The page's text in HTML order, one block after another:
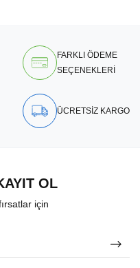
FARKLI ÖDEME
SEÇENEKLERİ
ÜCRETSİZ KARGO
OL
için